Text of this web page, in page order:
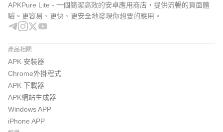
APKPure Lite - 一個簡潔高效的安卓應用商店，提供流暢的頁面體
驗。更容易、更快、更安全地發現你想要的應用。
產品相關
APK 安裝器
Chrome外掛程式
APK 下載器
APK網站生成器
Windows APP
iPhone APP